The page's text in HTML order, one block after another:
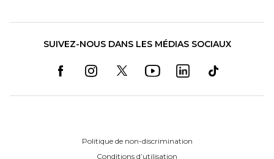
SUIVEZ-NOUS DANS LES MÉDIAS SOCIAUX
Politique de non-discrimination
Conditions d’utilisation